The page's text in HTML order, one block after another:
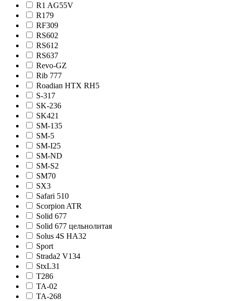
R1 AG55V
R179
RF309
RS602
RS612
RS637
Revo-GZ
Rib 777
Roadian HTX RH5
S-317
SK-236
SK421
SM-135
SM-5
SM-I25
SM-ND
SM-S2
SM70
SX3
Safari 510
Scorpion ATR
Solid 677
Solid 677 цельнолитая
Solus 4S HA32
Sport
Strada2 V134
StxL31
T286
TA-02
TA-268